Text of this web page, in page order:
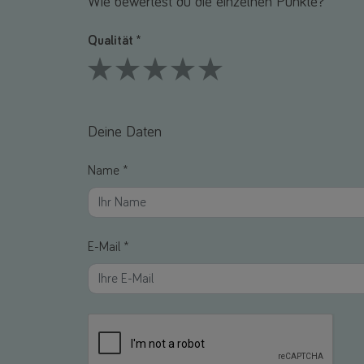
Qualität *
Deine Daten
Name *
E-Mail *